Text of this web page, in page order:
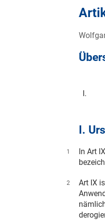
I.
I.
1
In Art
2
Art IX